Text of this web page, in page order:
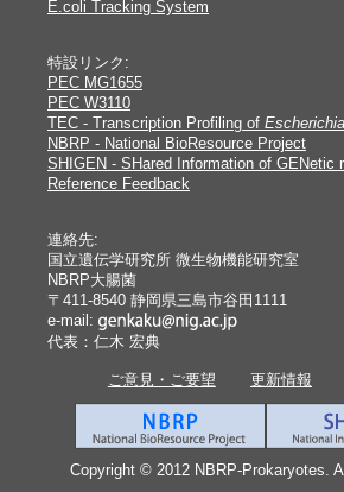
E.coli Tracking System
特設リンク:
PEC MG1655
PEC W3110
TEC - Transcription Profiling of
NBRP - National BioResource Project
SHIGEN - SHared Information of GENetic
Reference Feedback
連絡先:
国立遺伝学研究所 微生物機能研究室
NBRP大腸菌
〒411-8540 静岡県三島市谷田1111
e-mail:
代表：仁木 宏典
ご意見・ご要望 更新情報
Copyright © 2012 NBRP-Prokaryotes.